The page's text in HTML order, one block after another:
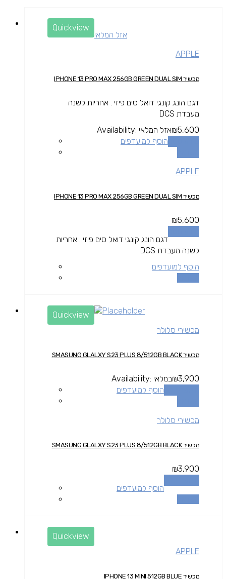
Quickview
אזל המלאי
APPLE
מכשיר IPHONE 13 PRO MAX 256GB GREEN DUAL SIM
דגם הונג קונגי דואל סים פיזי . אחריות לשנה
מעבדת DCS
₪5,600
Availability: אזל המלאי
הוסף למועדפים
APPLE
מכשיר IPHONE 13 PRO MAX 256GB GREEN DUAL SIM
₪5,600
דגם הונג קונגי דואל סים פיזי . אחריות
לשנה מעבדת DCS
הוסף למועדפים
Quickview
מכשירי סלולר
מכשיר SMASUNG GLALXY S23 PLUS 8/512GB BLACK
₪3,900
Availability: במלאי
הוסף למועדפים
מכשירי סלולר
מכשיר SMASUNG GLALXY S23 PLUS 8/512GB BLACK
₪3,900
הוסף למועדפים
Quickview
APPLE
מכשיר IPHONE 13 MINI 512GB BLUE